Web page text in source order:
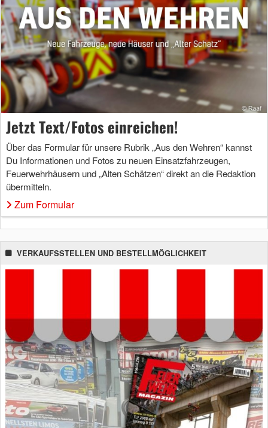
Jetzt Text/Fotos einreichen!
Über das Formular für unsere Rubrik „Aus den Wehren“ kannst
Du Informationen und Fotos zu neuen Einsatzfahrzeugen,
Feuerwehrhäusern und „Alten Schätzen“ direkt an die Redaktion
übermitteln.
Zum Formular
VERKAUFSSTELLEN UND BESTELLMÖGLICHKEIT